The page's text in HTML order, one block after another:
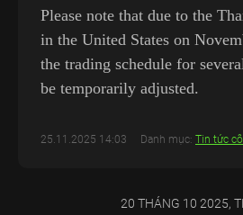
Please note that due to the
in the United States on
the trading schedule for
be temporarily adjusted.
25.11.2025 14:03 Danh mục: Tin tức
20 THÁNG 10 2025,